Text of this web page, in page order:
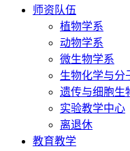
师资队伍
植物学系
动物学系
微生物学系
生物化学与分
遗传与细胞生
实验教学中心
离退休
教育教学